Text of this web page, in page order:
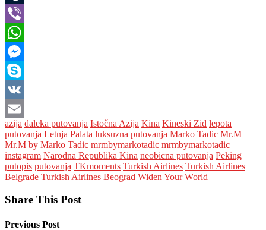
Tumblr
Viber
WhatsApp
Messenger
Skype
VK
Email
azija daleka putovanja Istočna Azija Kina Kineski Zid lepota
putovanja Letnja Palata luksuzna putovanja Marko Tadic Mr.M
Mr.M by Marko Tadic mrmbymarkotadic mrmbymarkotadic
instagram Narodna Republika Kina neobicna putovanja Peking
putopis putovanja TKmoments Turkish Airlines Turkish Airlines
Belgrade Turkish Airlines Beograd Widen Your World
Share This Post
Previous Post